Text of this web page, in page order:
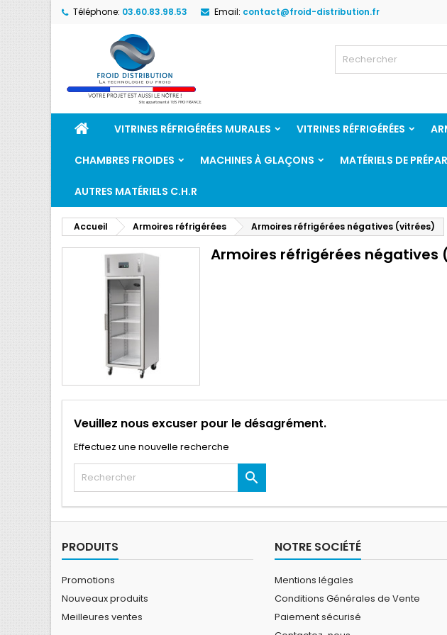
Téléphone: 03.60.83.98.53 Email: contact@froid-distribution.fr
VITRINES RÉFRIGÉRÉES MURALES VITRINES RÉFRIGÉRÉES
CHAMBRES FROIDES MACHINES À GLAÇONS MATÉRIELS DE
AUTRES MATÉRIELS C.H.R
Accueil Armoires réfrigérées Armoires réfrigérées négatives (vitrées)
Armoires réfrigérées négatives
Veuillez nous excuser pour le désagrément.
Effectuez une nouvelle recherche

PRODUITS
Promotions
Nouveaux produits
Meilleures ventes
NOTRE SOCIÉTÉ
Mentions légales
Conditions Générales de Vente
Paiement sécurisé